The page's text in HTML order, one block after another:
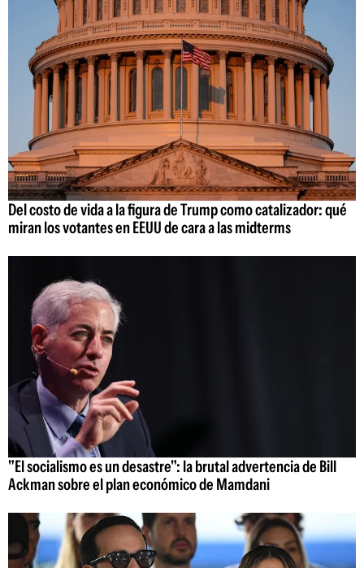
Del costo de vida a la figura de Trump como catalizador: qué
miran los votantes en EEUU de cara a las midterms
"El socialismo es un desastre": la brutal advertencia de Bill
Ackman sobre el plan económico de Mamdani